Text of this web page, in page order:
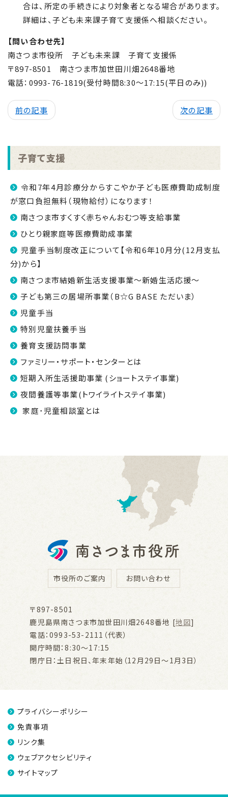
合は、所定の手続きにより対象者となる場合があります。
詳細は、子ども未来課子育て支援係へ相談ください。
【問い合わせ先】
南さつま市役所 子ども未来課 子育て支援係
〒897-8501
南さつま市加世田川畑2648番地
電話： 0993-76-1819(受付時間8:30～17:15(平日のみ))
前の記事 次の記事
子育て支援
令和7年4月診療分からすこやか子ども医療費助成制度
が窓口負担無料（現物給付）になります！
南さつま市すくすく赤ちゃんおむつ等支給事業
ひとり親家庭等医療費助成事業
児童手当制度改正について【令和6年10月分(12月支払
分)から】
南さつま市結婚新生活支援事業～新婚生活応援～
子ども第三の居場所事業（B☆G BASE ただいま）
児童手当
特別児童扶養手当
養育支援訪問事業
ファミリー・サポート・センターとは
短期入所生活援助事業 (ショートステイ事業)
夜間養護等事業(トワイライトステイ事業)
家庭･児童相談室とは
市役所のご案内 お問い合わせ
〒897-8501
鹿児島県南さつま市加世田川畑2648番地 [地図]
電話：0993-53-2111（代表）
開庁時間：8:30～17:15
閉庁日：土日祝日、年末年始（12月29日～1月3日）
プライバシーポリシー
免責事項
リンク集
ウェブアクセシビリティ
サイトマップ